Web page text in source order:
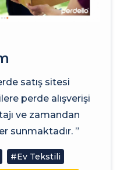
satış sitesi
perde alışverişi
ve zamandan
sunmaktadır. ”
#Ev Tekstili